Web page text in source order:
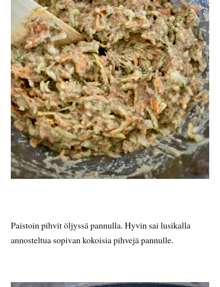
Paistoin pihvit öljyssä pannulla. Hyvin sai lusikalla
annosteltua sopivan kokoisia pihvejä pannulle.